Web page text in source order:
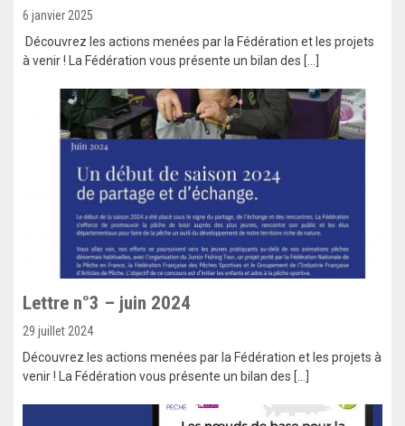
6 janvier 2025
Découvrez les actions menées par la Fédération et les projets
à venir ! La Fédération vous présente un bilan des […]
Lettre n°3 – juin 2024
29 juillet 2024
Découvrez les actions menées par la Fédération et les projets à
venir ! La Fédération vous présente un bilan des […]